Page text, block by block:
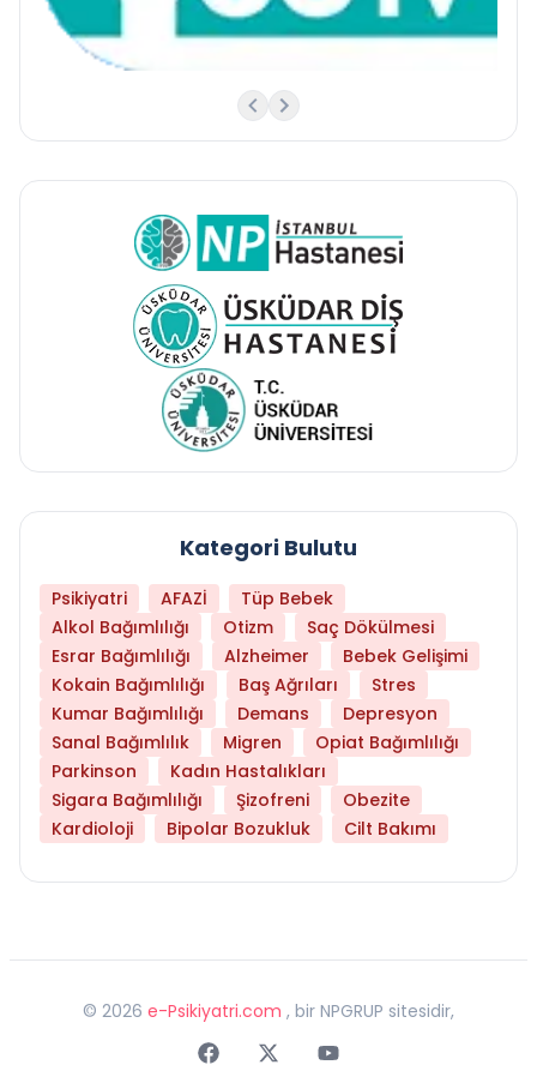
Kategori Bulutu
Psikiyatri AFAZİ
Tüp Bebek
Alkol Bağımlılığı
Otizm
Saç Dökülmesi
Esrar Bağımlılığı
Alzheimer
Bebek Gelişimi
Kokain Bağımlılığı
Baş Ağrıları
Stres
Kumar Bağımlılığı
Demans
Depresyon
Sanal Bağımlılık
Migren
Opiat Bağımlılığı
Parkinson
Kadın Hastalıkları
Sigara Bağımlılığı
Şizofreni
Obezite
Kardioloji
Bipolar Bozukluk Cilt Bakımı
© 2026 e-Psikiyatri.com , bir NPGRUP sitesidir,